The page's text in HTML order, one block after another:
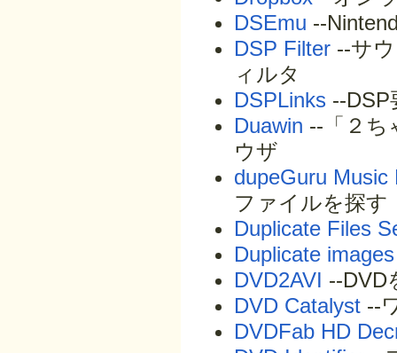
DSEmu --
DSP Filter --サ
ィルタ
DSPLinks --
Duawin --「２ち
ウザ
dupeGuru Music
ファイルを探す
Duplicate Files
Duplicate
DVD2AVI --DVD
DVD Catalyst --
DVDFab HD